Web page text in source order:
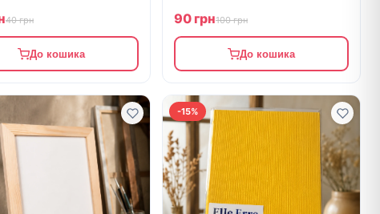
40 грн
До кошика
90 грн100 грн
До кошика
-15%